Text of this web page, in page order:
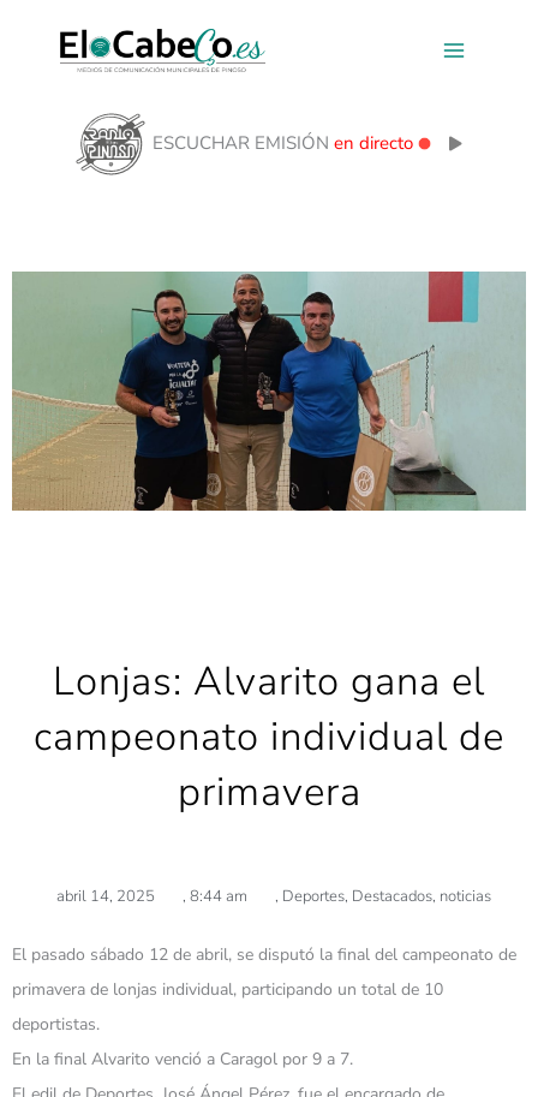
contenido
ESCUCHAR EMISIÓN en directo
Lonjas: Alvarito gana el
campeonato individual de
primavera
abril 14, 2025 , 8:44 am , Deportes, Destacados, noticias
El pasado sábado 12 de abril, se disputó la final del campeonato de
primavera de lonjas individual, participando un total de 10
deportistas.
En la final Alvarito venció a Caragol por 9 a 7.